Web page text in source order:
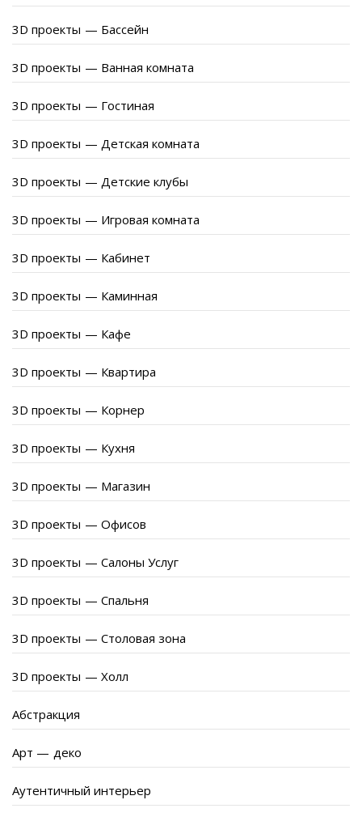
3D проекты — Бассейн
3D проекты — Ванная комната
3D проекты — Гостиная
3D проекты — Детская комната
3D проекты — Детские клубы
3D проекты — Игровая комната
3D проекты — Кабинет
3D проекты — Каминная
3D проекты — Кафе
3D проекты — Квартира
3D проекты — Корнер
3D проекты — Кухня
3D проекты — Магазин
3D проекты — Офисов
3D проекты — Салоны Услуг
3D проекты — Спальня
3D проекты — Столовая зона
3D проекты — Холл
Абстракция
Арт — деко
Аутентичный интерьер